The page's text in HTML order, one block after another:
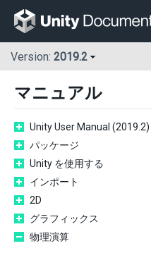
Version: 2019.2
マニュアル
Unity User Manual (2019.2)
パッケージ
Unity を使用する
インポート
2D
グラフィックス
物理演算